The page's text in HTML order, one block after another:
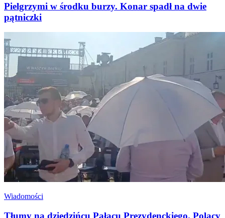
Pielgrzymi w środku burzy. Konar spadł na dwie
pątniczki
Wiadomości
Tłumy na dziedzińcu Pałacu Prezydenckiego. Polacy